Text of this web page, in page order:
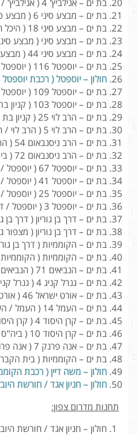
בת ים – מבצע סיני 6 ( מבצע סיני / כצנלסון )
בת ים – מבצע סיני 18 ( היכל התרבות / מבצע סיני )
בת ים – מבצע סיני ( מבצע
בת ים – מבצע סיני 44 ( מבצע סיני / יוספטל )
בת ים – יוספטל 116 ( יוספטל / מבצע סיני )
חולון – יוספטל ( רכבת
בת ים – יוספטל 109 ( יוספטל / מבצע סיני )
בת ים – יוספטל 103 ( קניון בת ים / יוספטל )
בת ים – הרב לוי 25 ( קניון בת ים / הרב לוי )
בת ים – הרב לוי 5 ( הרב לוי / הדקל )
בת ים – הרב ניסנבאום 54 ( הרב ניסנבאום / כ"ט בנובמבר )
בת ים – הרב ניסנבאום 72 ( בית ספר שזר / הרב ניסנבאום )
בת ים – יוספטל 67 ( יוספטל / הרב ניסנבאום )
בת ים – יוספטל 41 ( יוספטל / בלפור )
בת ים – יוספטל 25 ( יוספטל / בורוכוב )
בת ים – יוספטל 3 ( יוספטל / דרך בן גוריון)
בת ים – דרך בן גוריון ( דרך בן
בת ים – דרך בן גוריון ( מצפור
בת ים – הקוממיות ( דרך בן
בת ים – הקוממיות (
בת ים – הנביאים 71 ( הנביאים / הקוממיות )
בת ים – גנרל קניג 4 ( גנרל קניג / הנביאים )
בת ים – אורט ישראל 46 ( אורט ישראל / גנרל קניג )
בת ים – העמל 14 ( העמל / העבודה )
בת ים – קרן היסוד 4 ( קרן היסוד / ניסנבאום )
בת ים – קרן היסוד 10 ( ביה"ס מקיף רמות / קרן היסוד )
בת ים – אנה פרנק 7 ( אנה פרנק / הקוממיות )
בת ים – הקוממיות ( בית
חולון – משה דיין ( רכבת
חולון – חניון אגד / חורשת
תחנות מדרום צפון:
חולון – חניון אגד / חורשת